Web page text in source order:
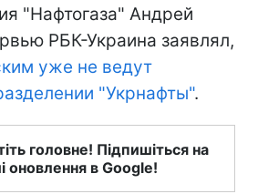
"Нафтогаза" Андрей
РБК-Украина заявлял,
уже не ведут
"Укрнафты".
головне! Підпишіться на
оновлення в Google!